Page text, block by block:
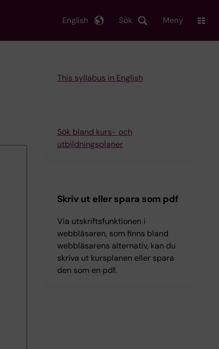
Sök
English Meny
This syllabus in English
Sök bland kurs- och
utbildningsplaner
Skriv ut eller spara som pdf
Via utskriftsfunktionen i
webbläsaren, som finns bland
webbläsarens alternativ, kan du
skriva ut kursplanen eller spara
den som en pdf.